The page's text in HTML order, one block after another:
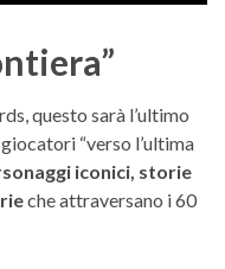
questo sarà l’ultimo
“verso l’ultima
iconici, storie
che attraversano i 60